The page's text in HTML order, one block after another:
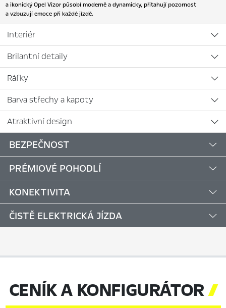
a ikonický Opel Vizor působí moderně a dynamicky, přitahují pozornost
a vzbuzují emoce při každé jízdě.
Interiér
Brilantní detaily
Ráfky
Barva střechy a kapoty
Atraktivní design
BEZPEČNOST
PRÉMIOVÉ POHODLÍ
KONEKTIVITA
ČISTĚ ELEKTRICKÁ JÍZDA
CENÍK A KONFIGURÁTOR